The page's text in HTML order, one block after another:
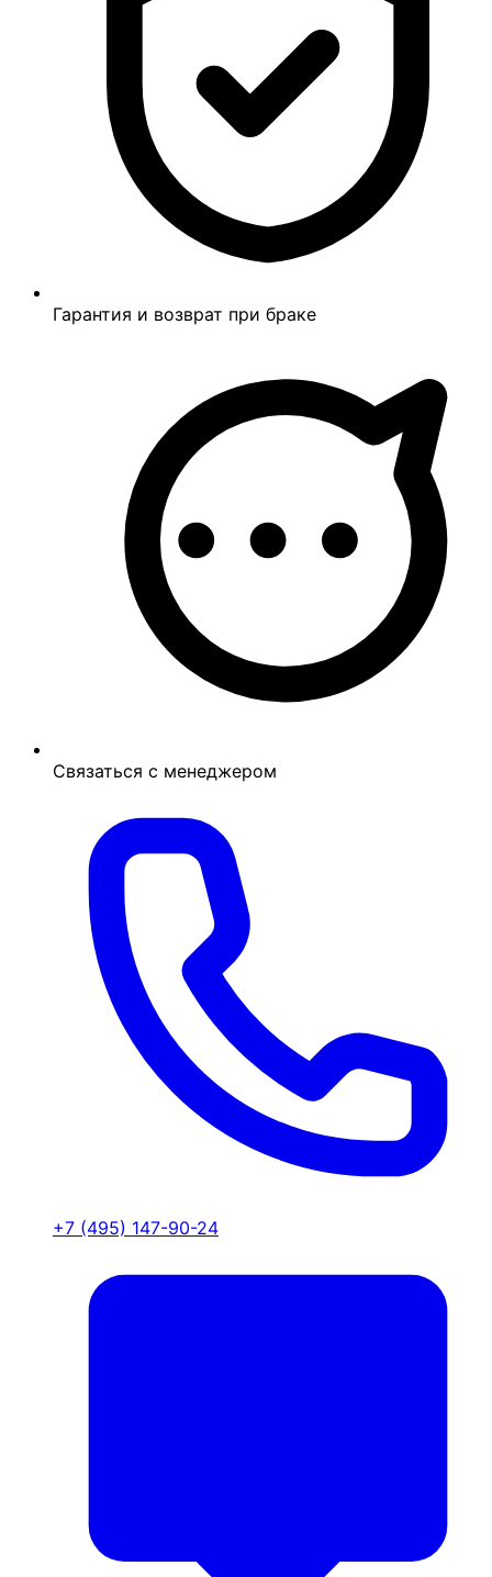
Гарантия и возврат при браке
Связаться с менеджером
+7 (495) 147-90-24